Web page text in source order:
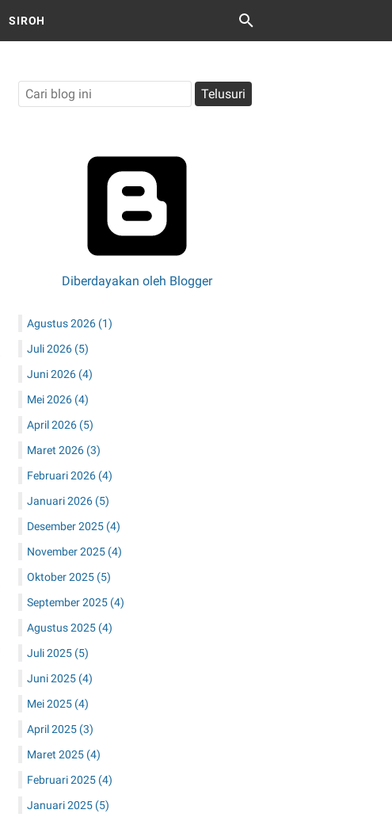
SIROH
Diberdayakan oleh Blogger
Agustus 2026 (1)
Juli 2026 (5)
Juni 2026 (4)
Mei 2026 (4)
April 2026 (5)
Maret 2026 (3)
Februari 2026 (4)
Januari 2026 (5)
Desember 2025 (4)
November 2025 (4)
Oktober 2025 (5)
September 2025 (4)
Agustus 2025 (4)
Juli 2025 (5)
Juni 2025 (4)
Mei 2025 (4)
April 2025 (3)
Maret 2025 (4)
Februari 2025 (4)
Januari 2025 (5)